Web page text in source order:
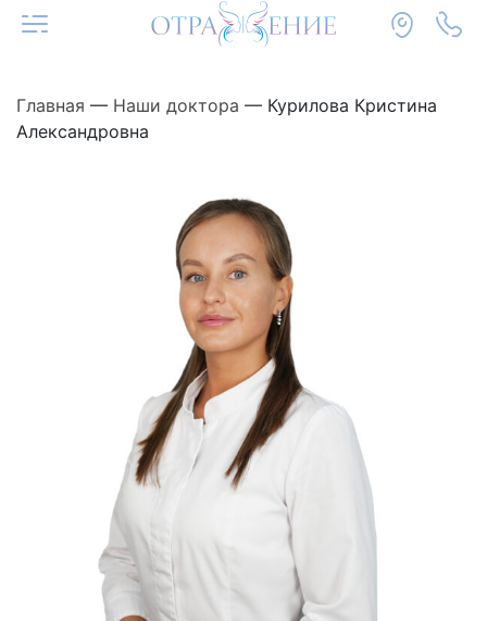
Главная — Наши доктора — Курилова Кристина
Александровна